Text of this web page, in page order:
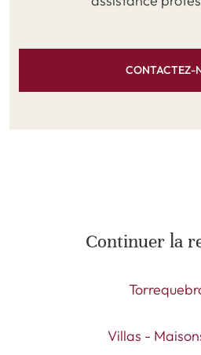
CONTACTEZ-
Continuer la
Villas -